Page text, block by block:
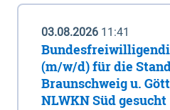
03.08.2026 11:41
(m/w/d) für die
Braunschweig u.
NLWKN Süd gesucht